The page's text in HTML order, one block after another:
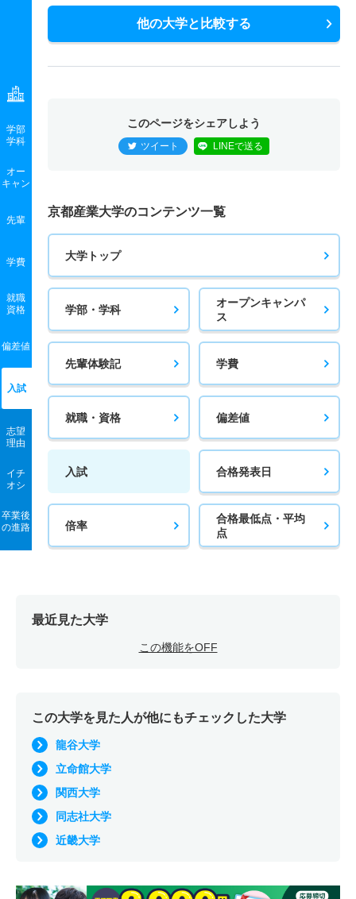
学部
学科
オー
キャン
先輩
学費
就職
資格
偏差値
入試
志望
理由
イチ
オシ
卒業後
の進路
他の大学と比較する
このページをシェアしよう
ツイート LINEで送る
京都産業大学のコンテンツ一覧
大学トップ
学部・学科
オープンキャンパ
ス
先輩体験記 学費
就職・資格 偏差値
入試 合格発表日
倍率
合格最低点・平均
点
最近見た大学
この機能をOFF
この大学を見た人が他にもチェックした大学
龍谷大学
立命館大学
関西大学
同志社大学
近畿大学